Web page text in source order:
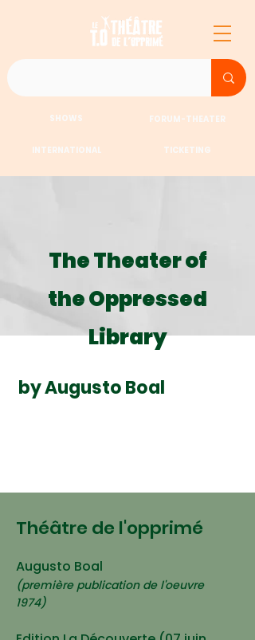
SHOWS FORUM-THEATER
INTERNATIONAL TICKETING
The Theater of
the Oppressed
Library
by Augusto Boal
Théâtre de l'opprimé
Augusto Boal
(première publication de l'oeuvre
1974)